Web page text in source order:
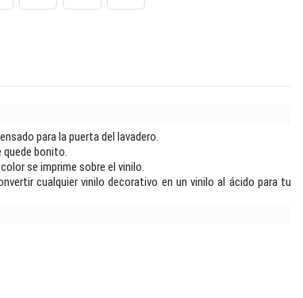
para la puerta del lavadero.
quede bonito.
se imprime sobre el vinilo.
cualquier vinilo decorativo en un vinilo al ácido para tu